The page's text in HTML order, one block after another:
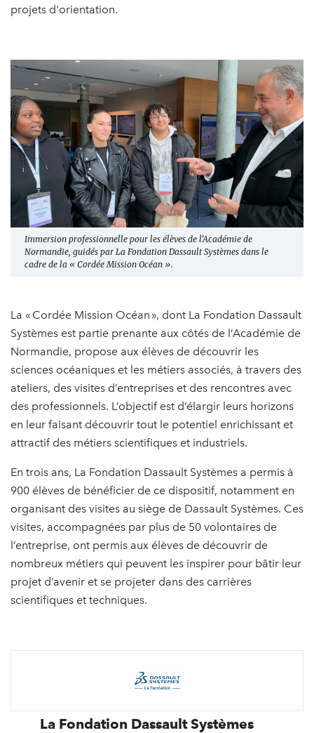
projets d'orientation.
Immersion professionnelle pour les élèves de l’Académie de
Normandie, guidés par La Fondation Dassault Systèmes dans le
cadre de la « Cordée Mission Océan ».
La « Cordée Mission Océan », dont La Fondation Dassault
Systèmes est partie prenante aux côtés de l’Académie de
Normandie, propose aux élèves de découvrir les
sciences océaniques et les métiers associés, à travers des
ateliers, des visites d’entreprises et des rencontres avec
des professionnels. L’objectif est d’élargir leurs horizons
en leur faisant découvrir tout le potentiel enrichissant et
attractif des métiers scientifiques et industriels.
En trois ans, La Fondation Dassault Systèmes a permis à
900 élèves de bénéficier de ce dispositif, notamment en
organisant des visites au siège de Dassault Systèmes. Ces
visites, accompagnées par plus de 50 volontaires de
l’entreprise, ont permis aux élèves de découvrir de
nombreux métiers qui peuvent les inspirer pour bâtir leur
projet d’avenir et se projeter dans des carrières
scientifiques et techniques.
La Fondation Dassault Systèmes